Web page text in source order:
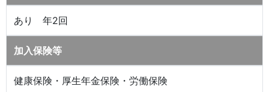
あり 年2回
加入保険等
健康保険・厚生年金保険・労働保険